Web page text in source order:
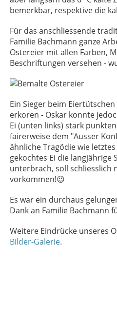
bemerkbar, respektive die
Für das anschliessende
Familie Bachmann ganze
Ostereier mit allen Farben,
Beschriftungen versehen -
Ein Sieger beim
erkoren - Oskar konnte
Ei (unten links) stark
fairerweise dem "Ausser
ähnliche Tragödie wie
gekochtes Ei die langjährige
unterbrach, soll schliesslich
vorkommen!😉
Es war ein durchaus
Dank an Familie Bachmann
Weitere Eindrücke unseres
Bilder-Galerie.